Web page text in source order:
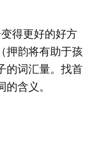
得更好的好方
押韵将有助于孩
的词汇量。找首
含义。